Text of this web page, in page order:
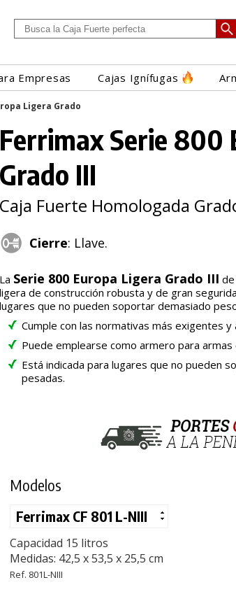
Empresas Cajas Ignífugas
Ligera Grado
Ferrimax Serie 800
Grado III
Caja Fuerte Homologada
Cierre: Llave.
La Serie 800 Europa Ligera Grado III
ligera de construcción robusta y de gran
lugares que no pueden soportar demasiado
Cumple con las normativas más exigentes y
Puede emplearse como armero para armas
Está indicada para lugares que no pueden
pesadas.
Modelos
Capacidad 15 litros
Medidas: 42,5 x 53,5 x 25,5 cm
Ref. 801L-NIII